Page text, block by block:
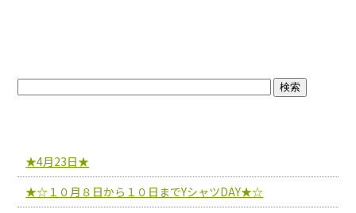
★4月23日★
★☆１０月８日から１０日までYシャツDAY★☆